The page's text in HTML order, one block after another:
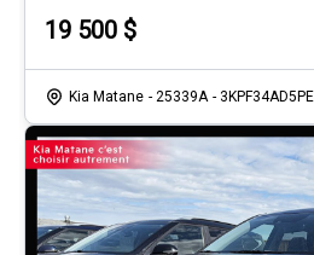
19 500 $
Kia Matane - 25339A -